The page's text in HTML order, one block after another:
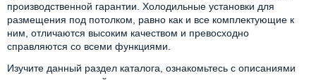
производственной гарантии. Холодильные установки для
размещения под потолком, равно как и все комплектующие к
ним, отличаются высоким качеством и превосходно
справляются со всеми функциями.
Изучите данный раздел каталога, ознакомьтесь с описаниями